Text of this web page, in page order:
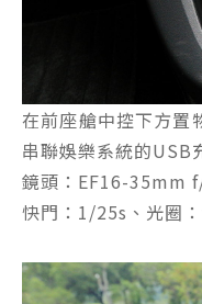
在前座艙中控下方置
串聯娛樂系統的USB
鏡頭：EF16-35mm
快門：1/25s、光圈